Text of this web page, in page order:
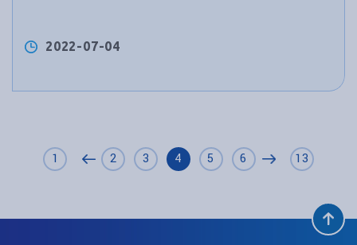
2022-07-04
1 2 3 4 5 6 13